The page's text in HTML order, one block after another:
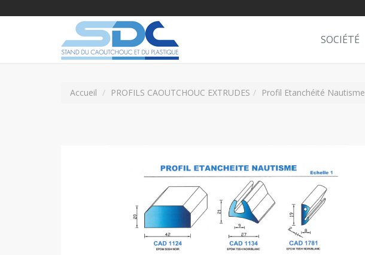
SOCIÉTÉ
Accueil PROFILS CAOUTCHOUC EXTRUDES Profil Etanchéité Nautisme